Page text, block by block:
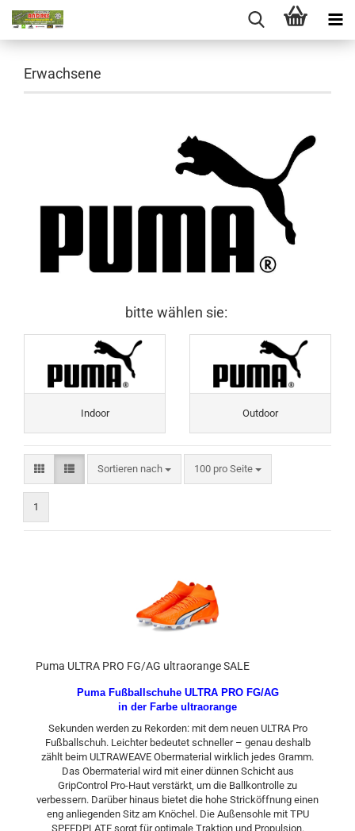
Erwachsene
bitte wählen sie:
Indoor Outdoor
Sortieren nach
Sortieren nach 100 pro Seite
pro Seite
1
Puma ULTRA PRO FG/AG ultraorange SALE
Puma Fußballschuhe ULTRA PRO FG/AG
in der Farbe ultraorange
Sekunden werden zu Rekorden: mit dem neuen ULTRA Pro
Fußballschuh. Leichter bedeutet schneller – genau deshalb
zählt beim ULTRAWEAVE Obermaterial wirklich jedes Gramm.
Das Obermaterial wird mit einer dünnen Schicht aus
GripControl Pro-Haut verstärkt, um die Ballkontrolle zu
verbessern. Darüber hinaus bietet die hohe Stricköffnung einen
eng anliegenden Sitz am Knöchel. Die Außensohle mit TPU
SPEEDPLATE sorgt für optimale Traktion und Propulsion.